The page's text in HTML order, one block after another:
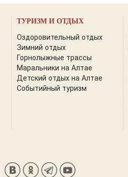
ТУРИЗМ И ОТДЫХ
Оздоровительный отдых
Зимний отдых
Горнолыжные трассы
Маральники на Алтае
Детский отдых на Алтае
Событийный туризм